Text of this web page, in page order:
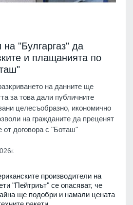
"Булгаргаз" да
и плащанията по
на данните ще
за това дали публичните
целесъобразно, икономично
на гражданите да преценят
от договора с "Боташ"
производители на
"Пейтриът" се опасяват, че
ще подобри и намали цената